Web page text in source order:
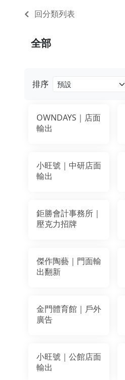
回分類列表
排序
OWNDAYS｜店面
輸出
小旺號｜中研店面
輸出
鉅勝會計事務所｜
壓克力招牌
傑作陶藝｜門面輸
出翻新
金門體育館｜戶外
廣告
小旺號｜公館店面
輸出
全部